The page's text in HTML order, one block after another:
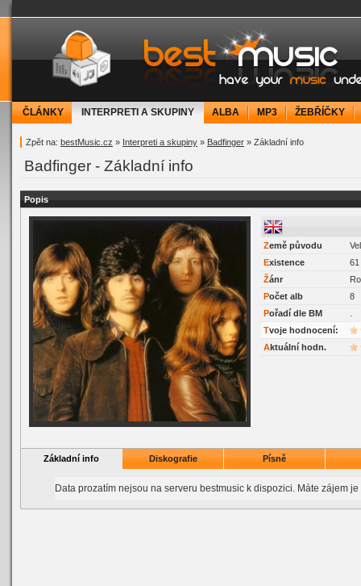
bestMusic.cz - Have your music under
ČLÁNKY INTERPRETI A SKUPINY ALBA MP3 ŽEBŘÍČKY
Zpět na: bestMusic.cz » Interpreti a skupiny » Badfinger » Základní info
Badfinger - Základní info
Popis
Země původu
Existence
61
Žánr
Počet alb
8
Pořadí dle BM
Tvoje hodnocení:
Aktuální hodn.
Základní info Diskografie Písně
Data prozatím nejsou na serveru bestmusic k dispozici. Máte zájem